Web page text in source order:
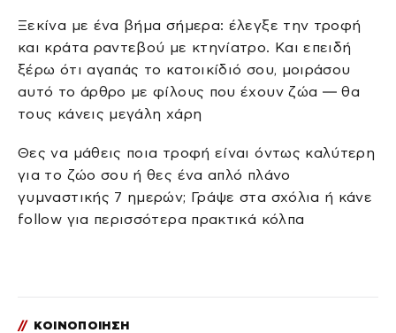
Ξεκίνα με ένα βήμα σήμερα: έλεγξε την τροφή
και κράτα ραντεβού με κτηνίατρο. Και επειδή
ξέρω ότι αγαπάς το κατοικίδιό σου, μοιράσου
αυτό το άρθρο με φίλους που έχουν ζώα — θα
τους κάνεις μεγάλη χάρη
Θες να μάθεις ποια τροφή είναι όντως καλύτερη
για το ζώο σου ή θες ένα απλό πλάνο
γυμναστικής 7 ημερών; Γράψε στα σχόλια ή κάνε
follow για περισσότερα πρακτικά κόλπα
// ΚΟΙΝΟΠΟΙΗΣΗ